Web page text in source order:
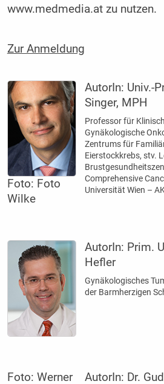
www.medmedia.at zu nutzen.
Zur Anmeldung
Foto: Foto
Wilke
AutorIn: Univ.-
Singer, MPH
Professor für
Gynäkologische
Zentrums für
Eierstockkrebs, stv.
Comprehensive
Universität Wien –
AutorIn: Prim.
Hefler
Gynä­kologisches
der Barmherzigen
Foto: Werner
AutorIn: Dr.